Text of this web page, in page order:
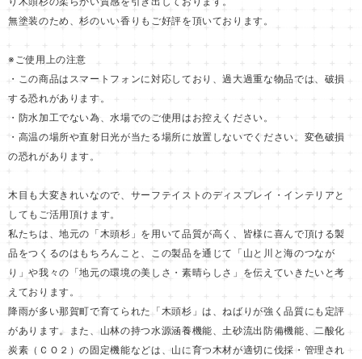
無塗装のため、杉のいい香りもご好評を頂いております。
※ご使用上の注意
・この商品はスマートフォンに対応しており、過大過重な物品では、破損
する恐れがあります。
・防水加工でない為、水場でのご使用はお控えください。
・高温の場所や直射日光が当たる場所に放置しないでください。変色破損
の恐れがあります。
木目も大変きれいなので、サーフテイストのディスプレイ・インテリアと
してもご活用頂けます。
私たちは、地元の「木頭杉」を用いて品質が高く、皆様に喜んで頂ける製
品をつくるのはもちろんこと、この製品を通じて「山と川と海のつなが
り」や我々の「地元の環境の美しさ・素晴らしさ」を伝えていきたいと考
えております。
降雨が多い那賀町で育てられた「木頭杉」は、ねばりが強く品質にも定評
があります。また、山林の持つ水源涵養機能、土砂流出防備機能、二酸化
炭素（ＣＯ２）の固定機能などは、山に育つ木材が適切に伐採・管理され